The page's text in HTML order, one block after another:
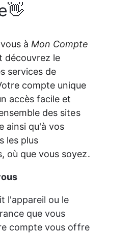
à Mon Compte
découvrez le
services de
compte unique
accès facile et
des sites
ainsi qu'à vos
les plus
où que vous soyez.
l'appareil ou le
que vous
compte vous offre